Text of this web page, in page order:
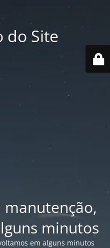
do Site
manutenção,
minutos
em alguns minutos